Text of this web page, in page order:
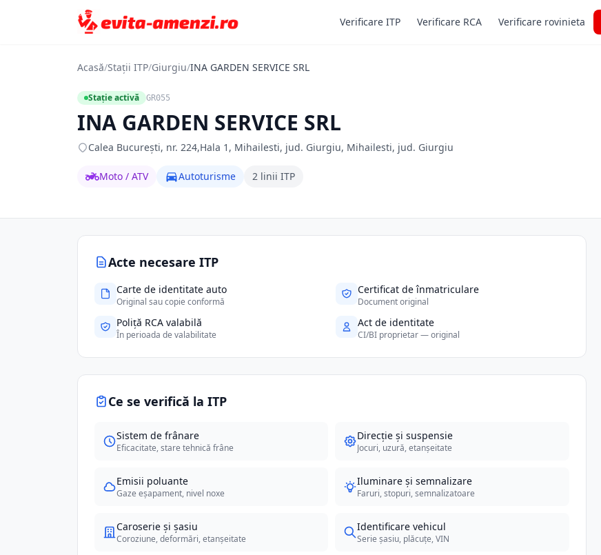
Verificare ITP Verificare RCA Verificare rovinieta
Acasă/Stații ITP/Giurgiu/INA GARDEN SERVICE SRL
Stație activă GR055
INA GARDEN SERVICE SRL
Calea Bucureşti, nr. 224,Hala 1, Mihailesti, jud. Giurgiu, Mihailesti, jud. Giurgiu
Moto / ATV Autoturisme 2 linii ITP
Acte necesare ITP
Carte de identitate auto
Original sau copie conformă
Certificat de înmatriculare
Document original
Poliță RCA valabilă
În perioada de valabilitate
Act de identitate
CI/BI proprietar — original
Ce se verifică la ITP
Sistem de frânare
Eficacitate, stare tehnică frâne
Direcție și suspensie
Jocuri, uzură, etanșeitate
Emisii poluante
Gaze eșapament, nivel noxe
Iluminare și semnalizare
Faruri, stopuri, semnalizatoare
Caroserie și șasiu
Coroziune, deformări, etanșeitate
Identificare vehicul
Serie șasiu, plăcuțe, VIN